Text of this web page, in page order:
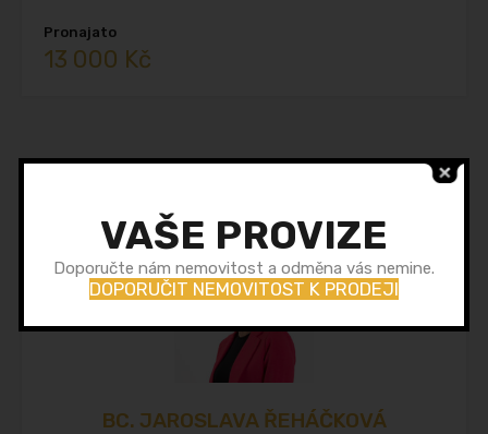
Pronajato
13 000 Kč
BC. JAROSLAVA ŘEHÁČKOVÁ
VAŠE PROVIZE
Doporučte nám nemovitost a odměna vás nemine.
DOPORUČIT NEMOVITOST K PRODEJI